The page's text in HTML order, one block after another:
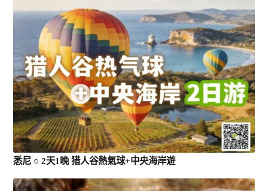
悉尼 ○ 2天1晚 猎人谷熱氣球+中央海岸遊